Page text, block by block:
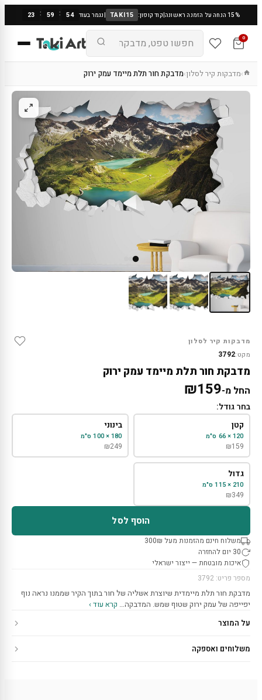
15% הנחה על הזמנה ראשונה |קוד קופון: TAKI15
|נגמר בעוד 23 : 59 : 53
0
›מדבקות קיר לסלון›מדבקת חור תלת מיימד עמק ירוק
מדבקות קיר לסלון
מקט:3792
מדבקת חור תלת מיימד עמק ירוק
החל מ- ₪159
בחר גודל:
קטן
120 × 66 ס"מ
₪159
בינוני
180 × 100 ס"מ
₪249
גדול
210 × 115 ס"מ
₪349
הוסף לסל
משלוח חינם מהזמנות מעל 300₪
30 יום להחזרה
איכות מובטחת — ייצור ישראלי
מספר פריט: 3792
מדבקת חור תלת מיימדית שיוצרת אשליה של חור בתוך הקיר שממנו נראה נוף
יפייפה של עמק ירוק שטוף שמש. המדבקה… קרא עוד ›
על המוצר
משלוחים ואספקה